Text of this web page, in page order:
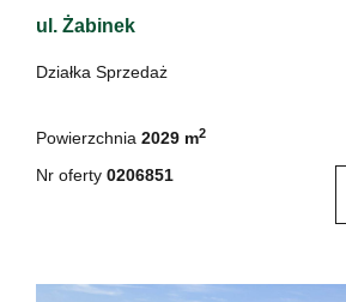
ul. Żabinek
Działka Sprzedaż
Powierzchnia 2029 m2
Nr oferty 0206851